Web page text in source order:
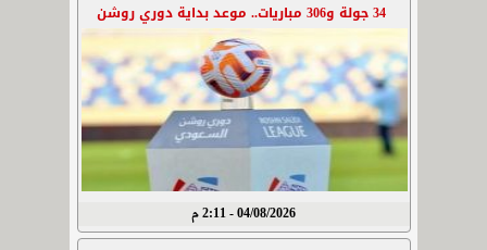
34 جولة و306 مباريات.. موعد بداية دوري روشن
04/08/2026 - 2:11 م